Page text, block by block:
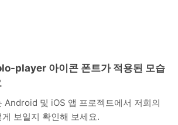
player 아이콘 폰트가 적용된 모습
Android 및 iOS 앱 프로젝트에서 저희의
보일지 확인해 보세요.